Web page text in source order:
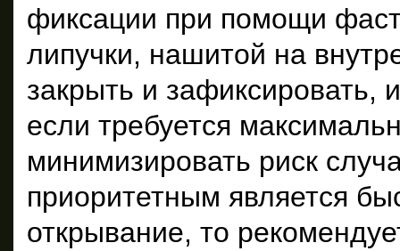
фиксации при помощи
липучки, нашитой на
закрыть и зафиксировать,
если требуется
минимизировать риск
приоритетным является
открывание, то